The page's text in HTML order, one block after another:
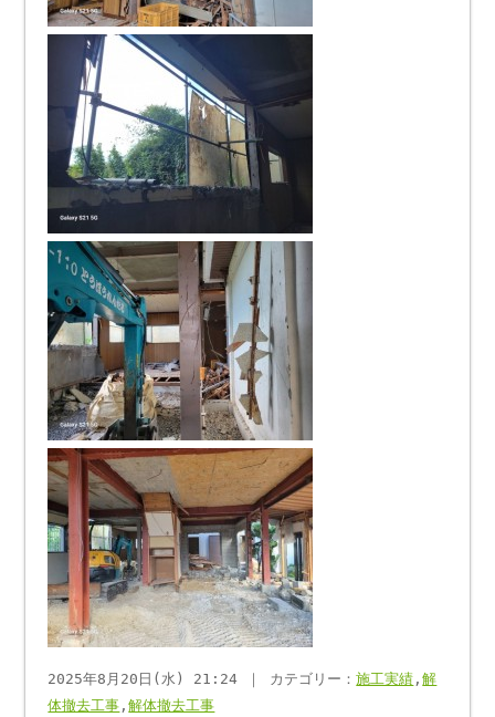
2025年8月20日(水) 21:24 ｜ カテゴリー：施工実績 ,解
体撤去工事 ,解体撤去工事